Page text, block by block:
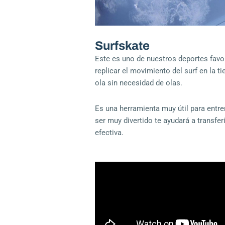
Surfskate
Este es uno de nuestros deportes
replicar el movimiento del surf en la
ola sin necesidad de olas.
Es una herramienta muy útil para
ser muy divertido te ayudará a
efectiva.